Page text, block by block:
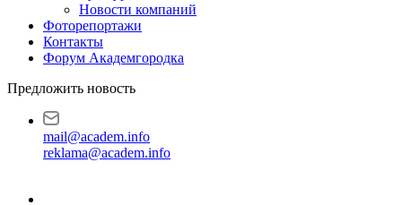
Новости компаний
Фоторепортажи
Контакты
Форум Академгородка
Предложить новость
mail@academ.info
reklama@academ.info